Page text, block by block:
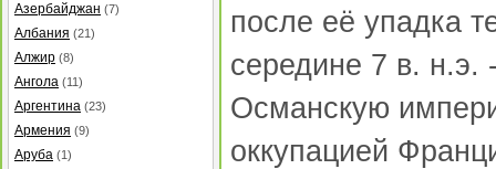
Азербайджан (7)
Албания (21)
Алжир (8)
Ангола (11)
Аргентина (23)
Армения (9)
Аруба (1)
после её упадка
середине 7 в. н.э.
Османскую
оккупацией